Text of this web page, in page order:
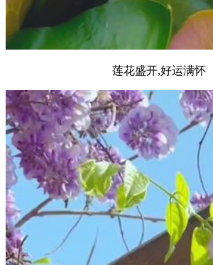
莲花盛开,好运满怀